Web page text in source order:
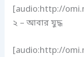
[audio:http://
২ – আবার যুদ্ধ
[audio:http://